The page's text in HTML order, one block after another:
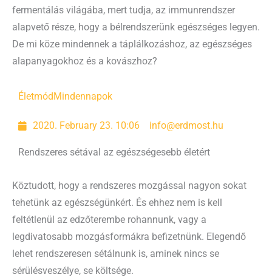
fermentálás világába, mert tudja, az immunrendszer
alapvető része, hogy a bélrendszerünk egészséges legyen.
De mi köze mindennek a táplálkozáshoz, az egészséges
alapanyagokhoz és a kovászhoz?
Életmód Mindennapok
2020. February 23. 10:06 info@erdmost.hu
Rendszeres sétával az egészségesebb életért
Köztudott, hogy a rendszeres mozgással nagyon sokat
tehetünk az egészségünkért. És ehhez nem is kell
feltétlenül az edzőterembe rohannunk, vagy a
legdivatosabb mozgásformákra befizetnünk. Elegendő
lehet rendszeresen sétálnunk is, aminek nincs se
sérülésveszélye, se költsége.